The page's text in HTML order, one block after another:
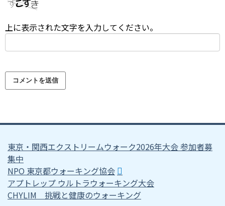
上に表示された文字を入力してください。
東京・関西エクストリームウォーク2026年大会 参加者募
集中
NPO 東京都ウォーキング協会
アプトレップ ウルトラウォーキング大会
CHYLIM 挑戦と健康のウォーキング